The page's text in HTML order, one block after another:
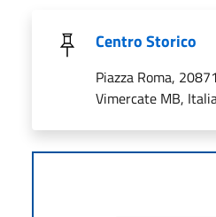
Centro Storico
Piazza Roma, 20871
Vimercate MB,